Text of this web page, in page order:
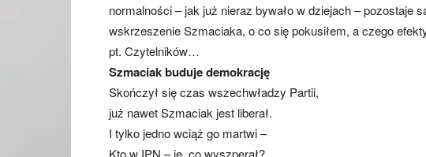
normalności – jak już nieraz bywało w dziejach – pozostaje
wskrzeszenie Szmaciaka, o co się pokusiłem, a czego
pt. Czytelników…
Szmaciak buduje demokrację
Skończył się czas wszechwładzy Partii,
już nawet Szmaciak jest liberał.
I tylko jedno wciąż go martwi –
Kto w IPN – ie, co wyszperał?